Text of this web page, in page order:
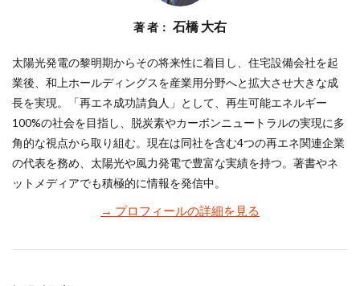
著 者： 石橋 大右
太陽光発電の黎明期からその将来性に着目し、住宅設備会社を起
業後、和上ホールディングスを産業用分野へと拡大させ大きな成
長を実現。「再エネ成功請負人」として、再生可能エネルギー
100%の社会を目指し、脱炭素やカーボンニュートラルの実現に多
角的な視点から取り組む。現在は同社を含む4つの再エネ関連企業
の代表を務め、太陽光や風力発電で豊富な実績を持つ。著書やネ
ットメディアでも積極的に情報を発信中。
→ プロフィールの詳細を見る